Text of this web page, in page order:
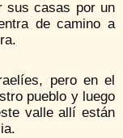
sus casas por un
de camino a
pero en el
pueblo y luego
valle allí están